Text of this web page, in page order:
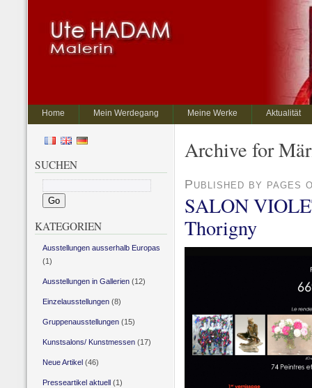
Home Mein Werdegang Meine Werke Aktualität
Archive for
Published by pages
SALON
Thorigny
SUCHEN
KATEGORIEN
Ausstellungen ausserhalb Europas
(1)
Ausstellungen in Gallerien(12)
Einzelausstellungen(8)
Gruppenausstellungen(15)
Kunstsalons/ Kunstmessen(17)
Neue Artikel(46)
Presseartikel aktuell(1)